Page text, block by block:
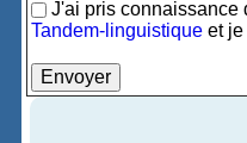
J'ai pris connaissance
Tandem-linguistique et je